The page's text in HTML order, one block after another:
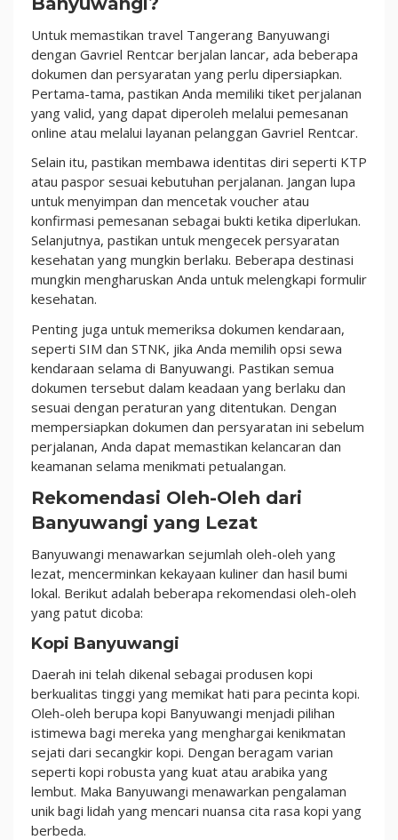
Untuk memastikan travel Tangerang Banyuwangi
dengan Gavriel Rentcar berjalan lancar, ada beberapa
dokumen dan persyaratan yang perlu dipersiapkan.
Pertama-tama, pastikan Anda memiliki tiket perjalanan
yang valid, yang dapat diperoleh melalui pemesanan
online atau melalui layanan pelanggan Gavriel Rentcar.
Selain itu, pastikan membawa identitas diri seperti KTP
atau paspor sesuai kebutuhan perjalanan. Jangan lupa
untuk menyimpan dan mencetak voucher atau
konfirmasi pemesanan sebagai bukti ketika diperlukan.
Selanjutnya, pastikan untuk mengecek persyaratan
kesehatan yang mungkin berlaku. Beberapa destinasi
mungkin mengharuskan Anda untuk melengkapi formulir
kesehatan.
Penting juga untuk memeriksa dokumen kendaraan,
seperti SIM dan STNK, jika Anda memilih opsi sewa
kendaraan selama di Banyuwangi. Pastikan semua
dokumen tersebut dalam keadaan yang berlaku dan
sesuai dengan peraturan yang ditentukan. Dengan
mempersiapkan dokumen dan persyaratan ini sebelum
perjalanan, Anda dapat memastikan kelancaran dan
keamanan selama menikmati petualangan.
Rekomendasi Oleh-Oleh dari
Banyuwangi yang Lezat
Banyuwangi menawarkan sejumlah oleh-oleh yang
lezat, mencerminkan kekayaan kuliner dan hasil bumi
lokal. Berikut adalah beberapa rekomendasi oleh-oleh
yang patut dicoba:
Kopi Banyuwangi
Daerah ini telah dikenal sebagai produsen kopi
berkualitas tinggi yang memikat hati para pecinta kopi.
Oleh-oleh berupa kopi Banyuwangi menjadi pilihan
istimewa bagi mereka yang menghargai kenikmatan
sejati dari secangkir kopi. Dengan beragam varian
seperti kopi robusta yang kuat atau arabika yang
lembut. Maka Banyuwangi menawarkan pengalaman
unik bagi lidah yang mencari nuansa cita rasa kopi yang
berbeda.